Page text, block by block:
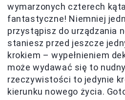
wymarzonych czterech
fantastyczne! Niemniej
przystąpisz do urządzania
staniesz przed jeszcze
krokiem – wypełnieniem
może wydawać się to
rzeczywistości to jedynie
kierunku nowego życia.